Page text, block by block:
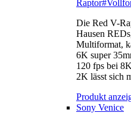
Raptor
Die Red V-
Hausen
Multiformat,
6K super
120 fps bei
2K lässt sich
Produkt
Sony Venice